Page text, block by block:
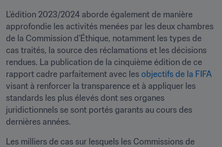
L’édition 2023/2024 aborde également de manière
approfondie les activités menées par les deux chambres
de la Commission d’Éthique, notamment les types de
cas traités, la source des réclamations et les décisions
rendues. La publication de la cinquième édition de ce
rapport cadre parfaitement avec les objectifs de la FIFA
visant à renforcer la transparence et à appliquer les
standards les plus élevés dont ses organes
juridictionnels se sont portés garants au cours des
dernières années.
Les milliers de cas sur lesquels les Commissions de